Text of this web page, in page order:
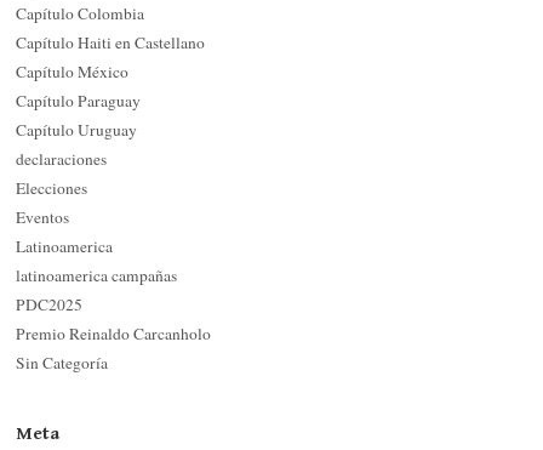
Capítulo Colombia
Capítulo Haiti en Castellano
Capítulo México
Capítulo Paraguay
Capítulo Uruguay
declaraciones
Elecciones
Eventos
Latinoamerica
latinoamerica campañas
PDC2025
Premio Reinaldo Carcanholo
Sin Categoría
Meta